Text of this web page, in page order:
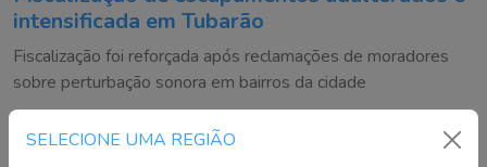
SELECIONE UMA REGIÃO
intensificada em Tubarão
Fiscalização foi reforçada após reclamações de moradores
sobre perturbação sonora em bairros da cidade